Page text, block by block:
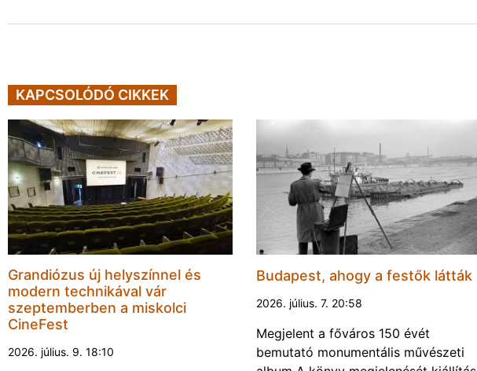
KAPCSOLÓDÓ CIKKEK
Grandiózus új helyszínnel és
modern technikával vár
szeptemberben a miskolci
CineFest
2026. július. 9. 18:10
Budapest, ahogy a festők látták
2026. július. 7. 20:58
Megjelent a főváros 150 évét
bemutató monumentális művészeti